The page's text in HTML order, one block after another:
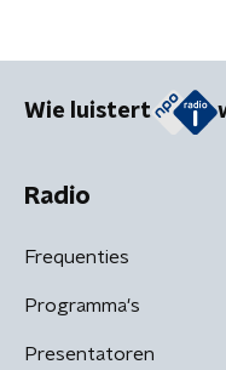
Wie luistert
Radio
Frequenties
Programma's
Presentatoren